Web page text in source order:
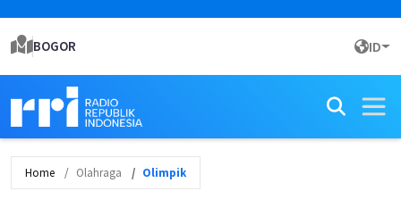
BOGOR ID
Home Olahraga Olimpik